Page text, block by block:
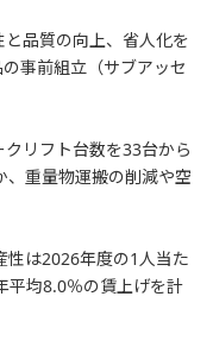
品質の向上、省人化を
事前組立（サブアッセ
リフト台数を33台から
重量物運搬の削減や空
性は2026年度の1人当た
平均8.0％の賃上げを計